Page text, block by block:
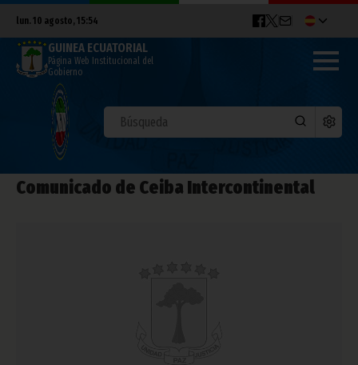
lun. 10 agosto, 15:54
GUINEA ECUATORIAL
Página Web Institucional del
Gobierno
Comunicado de Ceiba Intercontinental